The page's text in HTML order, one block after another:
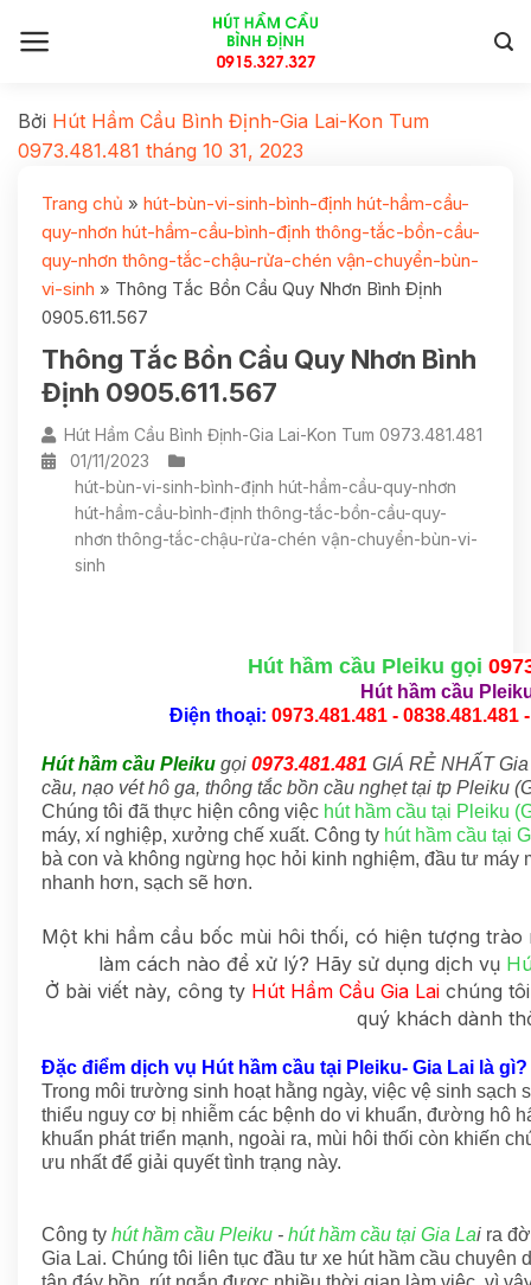
Bởi Hút Hầm Cầu Bình Định-Gia Lai-Kon Tum
0973.481.481 tháng 10 31, 2023
Trang chủ » hút-bùn-vi-sinh-bình-định hút-hầm-cầu-
quy-nhơn hút-hầm-cầu-bình-định thông-tắc-bồn-cầu-
quy-nhơn thông-tắc-chậu-rửa-chén vận-chuyển-bùn-
vi-sinh » Thông Tắc Bồn Cầu Quy Nhơn Bình Định
0905.611.567
Thông Tắc Bồn Cầu Quy Nhơn Bình
Định 0905.611.567
Hút Hầm Cầu Bình Định-Gia Lai-Kon Tum 0973.481.481
01/11/2023
hút-bùn-vi-sinh-bình-định hút-hầm-cầu-quy-nhơn
hút-hầm-cầu-bình-định thông-tắc-bồn-cầu-quy-
nhơn thông-tắc-chậu-rửa-chén vận-chuyển-bùn-vi-
sinh
Hút hầm cầu Pleiku gọi
Hút hầm cầu
Điện thoại: 0973.481.481 - 0838.481.481
Hút hầm cầu Pleiku gọi 0973.481.481 GIÁ RẺ NHẤT
cầu, nạo vét hô ga, thông tắc bồn cầu nghẹt tại tp Pleiku
Chúng tôi đã thực hiện công việc hút hầm cầu tại Pleiku
máy, xí nghiệp, xưởng chế xuất. Công ty hút hầm cầu tại
bà con và không ngừng học hỏi kinh nghiệm, đầu tư
nhanh hơn, sạch sẽ hơn.
Một khi hầm cầu bốc mùi hôi thối, có hiện tượng
làm cách nào để xử lý? Hãy sử dụng dịch vụ
Ở bài viết này, công ty Hút Hầm Cầu Gia Lai chúng
quý khách dành
Đặc điểm dịch vụ Hút hầm cầu tại Pleiku- Gia Lai là gì?
Trong môi trường sinh hoạt hằng ngày, việc vệ sinh
thiểu nguy cơ bị nhiễm các bệnh do vi khuẩn, đường hô
khuẩn phát triển mạnh, ngoài ra, mùi hôi thối còn khiến
ưu nhất để giải quyết tình trạng này.
Công ty hút hầm cầu Pleiku - hút hầm cầu tại Gia Lai ra
Gia Lai. Chúng tôi liên tục đầu tư xe hút hầm cầu chuyên